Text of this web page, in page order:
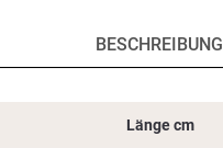
BESCHREIBUNG
Länge cm